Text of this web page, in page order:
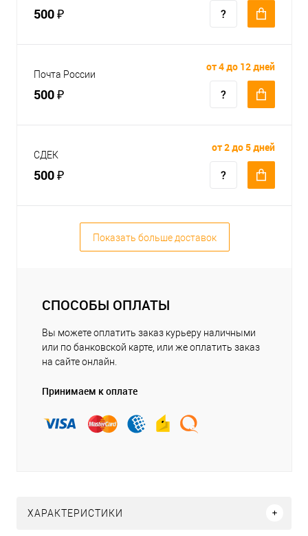
500 ₽
Почта России
500 ₽
от 4 до 12 дней
СДЕК
500 ₽
от 2 до 5 дней
Показать больше доставок
СПОСОБЫ ОПЛАТЫ
Вы можете оплатить заказ курьеру наличными
или по банковской карте, или же оплатить заказ
на сайте онлайн.
Принимаем к оплате
ХАРАКТЕРИСТИКИ